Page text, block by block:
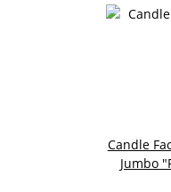
Candle
Jumbo